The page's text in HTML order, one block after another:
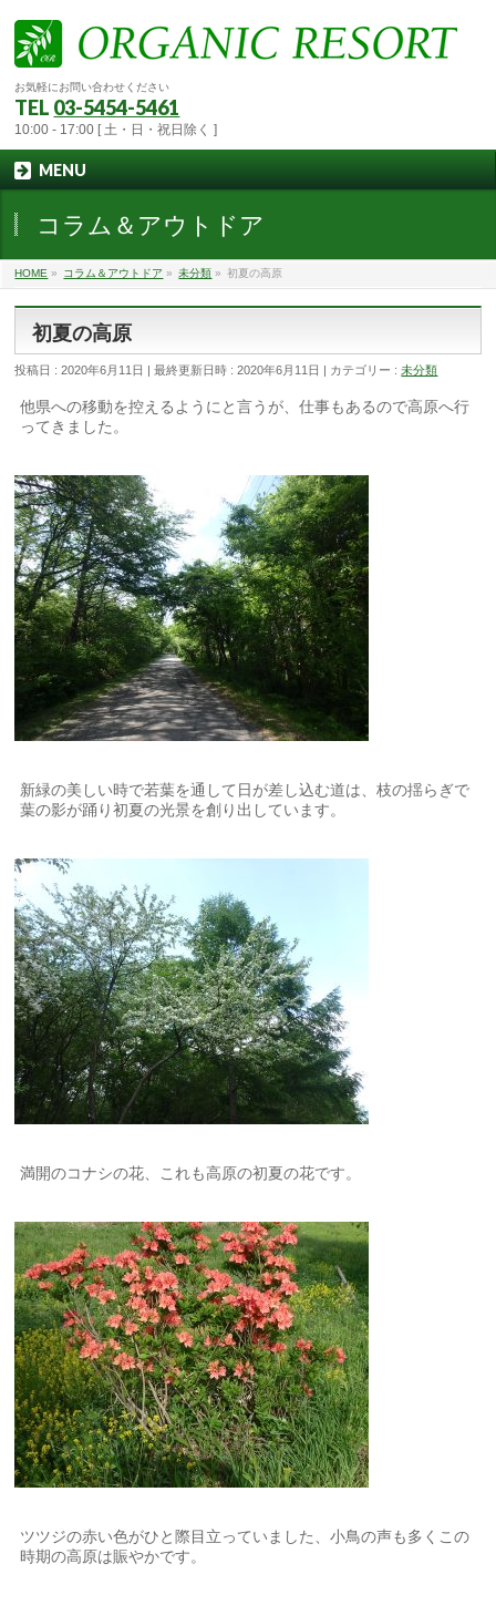
お気軽にお問い合わせください
TEL 03-5454-5461
10:00 - 17:00 [ 土・日・祝日除く ]
MENU
コラム＆アウトドア
HOME » コラム＆アウトドア » 未分類 » 初夏の高原
初夏の高原
投稿日 : 2020年6月11日 最終更新日時 : 2020年6月11日 カテゴリー :未分類
他県への移動を控えるようにと言うが、仕事もあるので高原へ行
ってきました。
新緑の美しい時で若葉を通して日が差し込む道は、枝の揺らぎで
葉の影が踊り初夏の光景を創り出しています。
満開のコナシの花、これも高原の初夏の花です。
ツツジの赤い色がひと際目立っていました、小鳥の声も多くこの
時期の高原は賑やかです。